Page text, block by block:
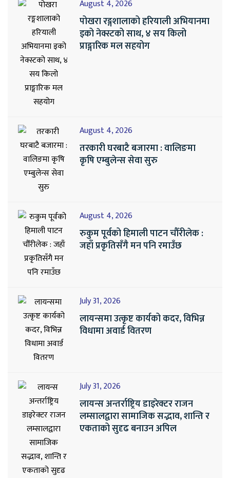
August 4, 2026
पोखरा रङ्गशालाको हरियाली अभियानमा
इको नेक्स्टको साथ, ४ सय किलो
प्राङ्गारिक मल सहयोग
August 4, 2026
तरकारी घरबाटै बजारमा : वालिङमा
कृषि एम्बुलेन्स सेवा सुरु
August 4, 2026
रुकुम पूर्वको हिमाली पाटन चौँरीलेक :
जहाँ प्रकृतिसँगै मन पनि रमाउँछ
July 31, 2026
लायन्समा उत्कृष्ट कार्यको कदर, विभिन्न
विधामा अवार्ड वितरण
July 31, 2026
लायन्स अन्तर्राष्ट्रिय डाइरेक्टर राजन
लम्सालद्वारा सामाजिक सद्भाव, शान्ति र
एकताको सुदृढ बनाउन अपिल